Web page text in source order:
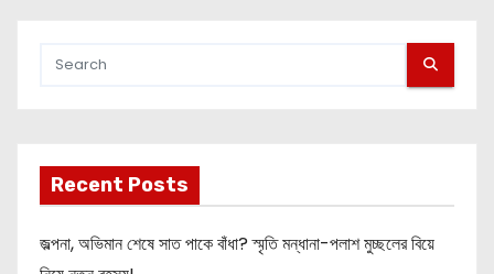
Recent Posts
জল্পনা, অভিমান শেষে সাত পাকে বাঁধা? স্মৃতি মন্ধানা-পলাশ মুচ্ছলের বিয়ে